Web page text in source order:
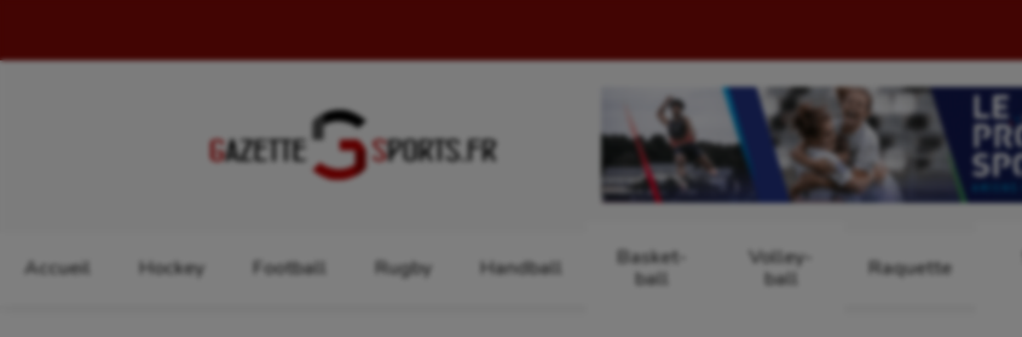
Accueil Hockey Football Rugby Handball
Basket-
ball
Volley-
ball
Raquette